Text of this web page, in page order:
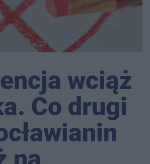
wciąż
Co drugi